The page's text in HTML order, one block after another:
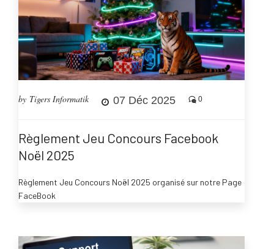
by Tigers Informatik 07 Déc 2025 0
Règlement Jeu Concours Facebook
Noël 2025
Règlement Jeu Concours Noël 2025 organisé sur notre Page
FaceBook